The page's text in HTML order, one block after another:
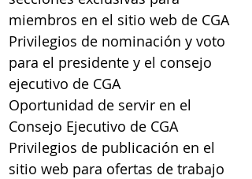
miembros en el sitio web de CGA
Privilegios de nominación y voto
para el presidente y el consejo
ejecutivo de CGA
Oportunidad de servir en el
Consejo Ejecutivo de CGA
Privilegios de publicación en el
sitio web para ofertas de trabajo